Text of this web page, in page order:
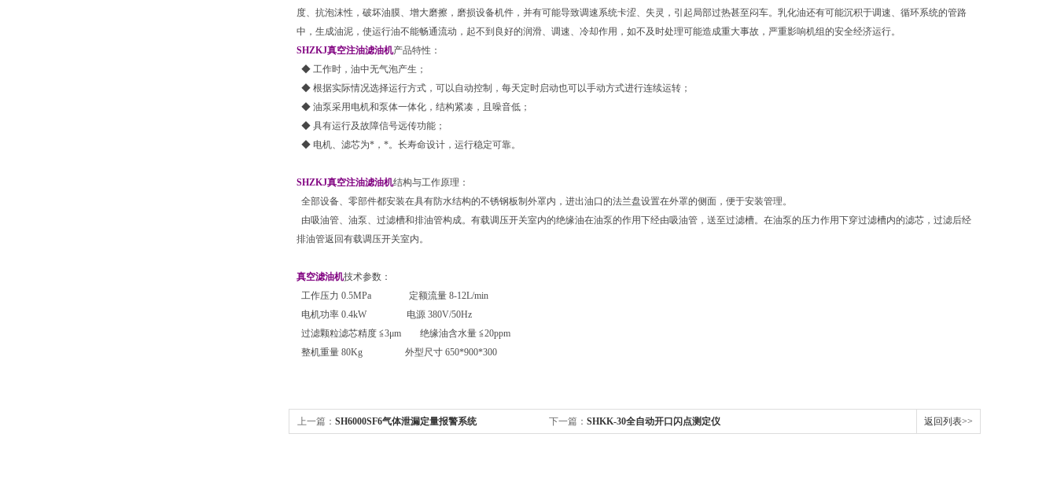
度、抗泡沫性，破坏油膜、增大磨擦，磨损设备机件，并有可能导致调速系统卡涩、失灵，引起局部过热甚至闷车。乳化油还有可能沉积于调速、循环系统的管路
中，生成油泥，使运行油不能畅通流动，起不到良好的润滑、调速、冷却作用，如不及时处理可能造成重大事故，严重影响机组的安全经济运行。
SHZKJ真空注油滤油机产品特性：
◆ 工作时，油中无气泡产生；
◆ 根据实际情况选择运行方式，可以自动控制，每天定时启动也可以手动方式进行连续运转；
◆ 油泵采用电机和泵体一体化，结构紧凑，且噪音低；
◆ 具有运行及故障信号远传功能；
◆ 电机、滤芯为*，*。长寿命设计，运行稳定可靠。
SHZKJ真空注油滤油机结构与工作原理：
全部设备、零部件都安装在具有防水结构的不锈钢板制外罩内，进出油口的法兰盘设置在外罩的侧面，便于安装管理。
由吸油管、油泵、过滤槽和排油管构成。有载调压开关室内的绝缘油在油泵的作用下经由吸油管，送至过滤槽。在油泵的压力作用下穿过滤槽内的滤芯，过滤后经
排油管返回有载调压开关室内。
真空滤油机技术参数：
工作压力 0.5MPa 定额流量 8-12L/min
电机功率 0.4kW 电源 380V/50Hz
过滤颗粒滤芯精度 ≦3μm 绝缘油含水量 ≦20ppm
整机重量 80Kg 外型尺寸 650*900*300
上一篇： SH6000SF6气体泄漏定量报警系统 下一篇： SHKK-30全自动开口闪点测定仪 返回列表>>